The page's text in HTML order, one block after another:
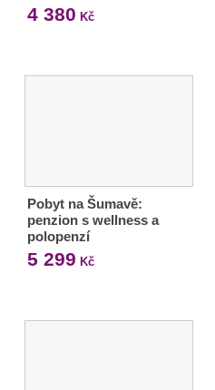
4 380 Kč
Pobyt na Šumavě:
penzion s wellness a
polopenzí
5 299 Kč